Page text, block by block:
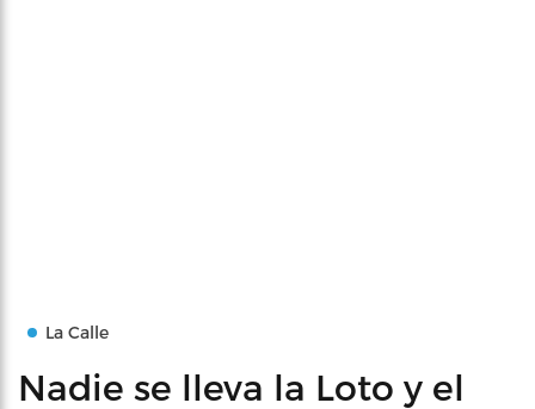
La Calle
Nadie se lleva la Loto y el